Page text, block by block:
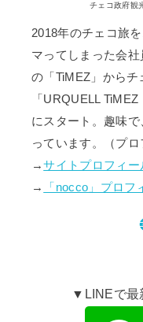
チェコ政府観
2018年のチェコ旅
マってしまった会
の「TiMEZ」からチ
「URQUELL
にスタート。趣味
っています。（プロ
→サイトプロフィー
→
「nocco」プロフ
▼LINEで最